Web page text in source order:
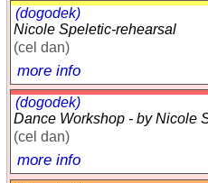
(dogodek)
Nicole Speletic-rehearsal
(cel dan)
more info
(dogodek)
Dance Workshop - by Nicole
(cel dan)
more info